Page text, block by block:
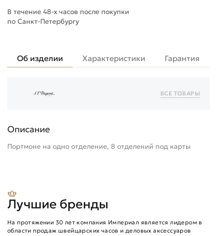
В течение 48-х часов после покупки
по Санкт-Петербургу
Об изделии Характеристики Гарантия
ВСЕ ТОВАРЫ
Описание
Портмоне на одно отделение, 8 отделений под карты
Лучшие бренды
На протяжении 30 лет компания Империал является лидером в
области продаж швейцарских часов и деловых аксессуаров